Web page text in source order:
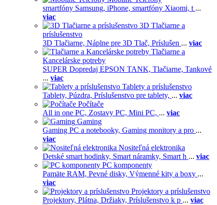
smartfóny Samsung, iPhone, smartfóny Xiaomi, t ...
viac
3D Tlačiarne a
príslušenstvo
3D Tlačiarne, Náplne pre 3D Tlač, Príslušen ... viac
Tlačiarne a
Kancelárske potreby
SUPER Dopredaj EPSON TANK, Tlačiarne, Tankové
... viac
Tablety a príslušenstvo
Tablety, Púzdra, Príslušenstvo pre tablety, ... viac
Počítače
All in one PC, Zostavy PC, Mini PC, ... viac
Gaming
Gaming PC a notebooky, Gaming monitory a pro ...
viac
Nositeľná elektronika
Detské smart hodinky, Smart náramky, Smart h ... viac
PC komponenty
Pamäte RAM, Pevné disky, Výmenné kity a boxy ...
viac
Projektory a príslušenstvo
Projektory, Plátna, Držiaky, Príslušenstvo k p ... viac